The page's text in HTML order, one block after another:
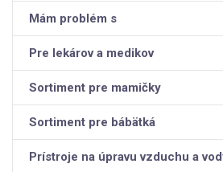
Mám problém s
Pre lekárov a medikov
Sortiment pre mamičky
Sortiment pre bábätká
Prístroje na úpravu vzduchu a